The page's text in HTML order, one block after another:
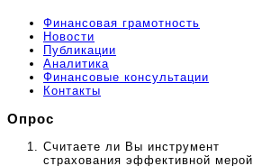
Финансовая грамотность
Новости
Публикации
Аналитика
Финансовые консультации
Контакты
Опрос
Считаете ли Вы инструмент
страхования эффективной мерой